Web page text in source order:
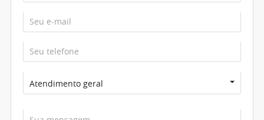
Atendimento geral